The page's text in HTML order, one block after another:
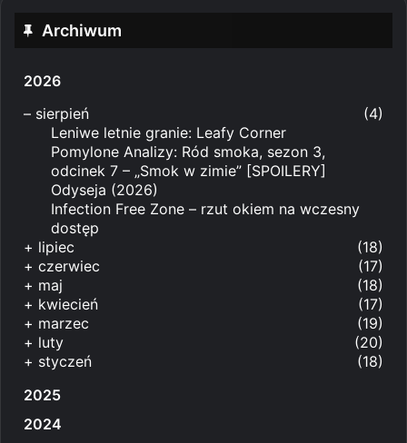
Archiwum
2026
– sierpień
(4)
Leniwe letnie granie: Leafy Corner
Pomylone Analizy: Ród smoka, sezon 3,
odcinek 7 – „Smok w zimie” [SPOILERY]
Odyseja (2026)
Infection Free Zone – rzut okiem na wczesny
dostęp
+ lipiec
(18)
+ czerwiec
(17)
+ maj
(18)
+ kwiecień
(17)
+ marzec
(19)
+ luty
(20)
+ styczeń
(18)
2025
2024